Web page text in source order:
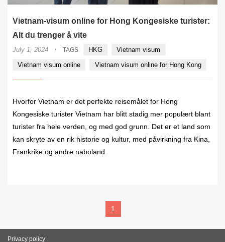
Vietnam-visum online for Hong Kongesiske turister:
Alt du trenger å vite
July 1, 2024 · TAGS HKG
Vietnam visum
Vietnam visum online
Vietnam visum online for Hong Kong
Hvorfor Vietnam er det perfekte reisemålet for Hong
Kongesiske turister Vietnam har blitt stadig mer populært blant
turister fra hele verden, og med god grunn. Det er et land som
kan skryte av en rik historie og kultur, med påvirkning fra Kina,
Frankrike og andre naboland.
1
Privacy policy